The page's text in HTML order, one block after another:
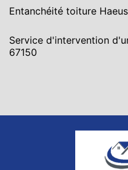
Entanchéité toiture
Service d'intervention
67150